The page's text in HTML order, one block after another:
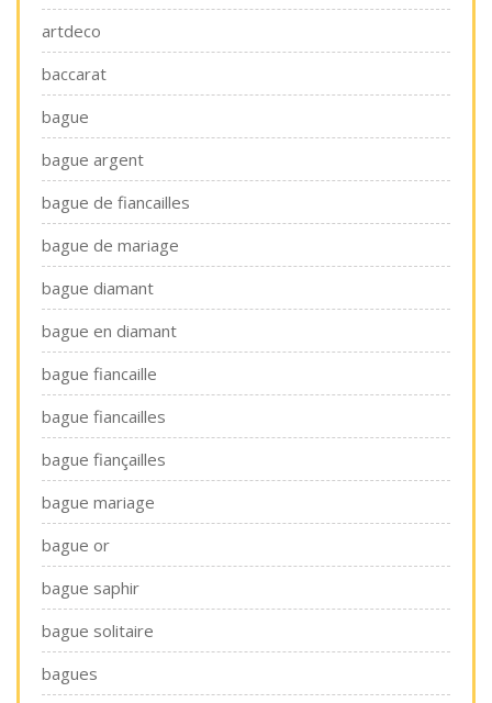
artdeco
baccarat
bague
bague argent
bague de fiancailles
bague de mariage
bague diamant
bague en diamant
bague fiancaille
bague fiancailles
bague fiançailles
bague mariage
bague or
bague saphir
bague solitaire
bagues